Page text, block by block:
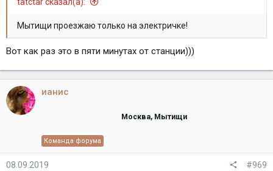
Мытищи проезжаю только на электричке!
Вот как раз это в пяти минутах от станции)))
ианис
Москва, Мытищи
Команда форума
08.09.2019 #969